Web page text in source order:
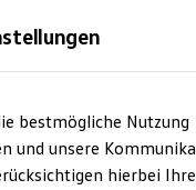
bestmögliche Nutzung
und unsere
hierbei Ihre